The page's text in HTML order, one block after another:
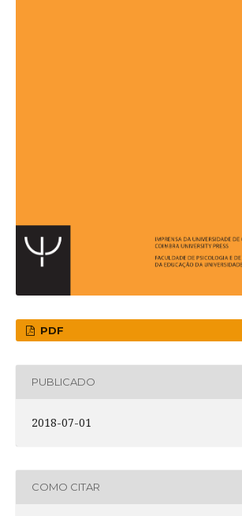
PDF
PUBLICADO
2018-07-01
COMO CITAR